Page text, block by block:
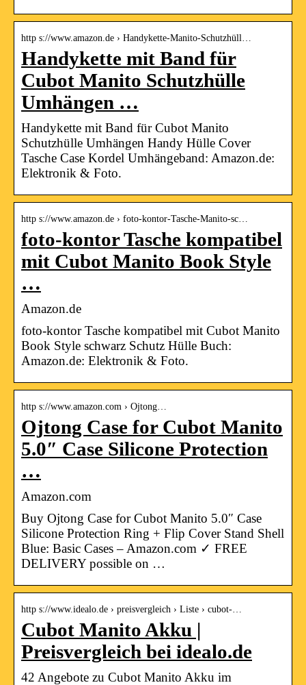
http s://www.amazon.de › Handykette-Manito-Schutzhüll…
Handykette mit Band für
Cubot Manito Schutzhülle
Umhängen …
Handykette mit Band für Cubot Manito
Schutzhülle Umhängen Handy Hülle Cover
Tasche Case Kordel Umhängeband: Amazon.de:
Elektronik & Foto.
http s://www.amazon.de › foto-kontor-Tasche-Manito-sc…
foto-kontor Tasche kompatibel
mit Cubot Manito Book Style
…
Amazon.de
foto-kontor Tasche kompatibel mit Cubot Manito
Book Style schwarz Schutz Hülle Buch:
Amazon.de: Elektronik & Foto.
http s://www.amazon.com › Ojtong…
Ojtong Case for Cubot Manito
5.0″ Case Silicone Protection
…
Amazon.com
Buy Ojtong Case for Cubot Manito 5.0″ Case
Silicone Protection Ring + Flip Cover Stand Shell
Blue: Basic Cases – Amazon.com ✓ FREE
DELIVERY possible on …
http s://www.idealo.de › preisvergleich › Liste › cubot-…
Cubot Manito Akku |
Preisvergleich bei idealo.de
42 Angebote zu Cubot Manito Akku im